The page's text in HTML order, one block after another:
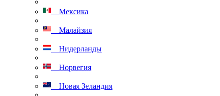
Мексика
Малайзия
Нидерланды
Норвегия
Новая Зеландия